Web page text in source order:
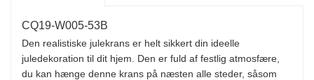
CQ19-W005-53B
Den realistiske julekrans er helt sikkert din ideelle
juledekoration til dit hjem. Den er fuld af festlig atmosfære,
du kan hænge denne krans på næsten alle steder, såsom